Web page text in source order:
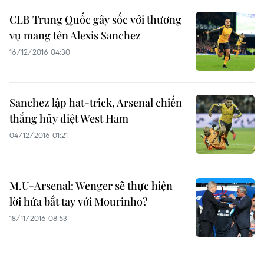
CLB Trung Quốc gây sốc với thương
vụ mang tên Alexis Sanchez
16/12/2016 04:30
Sanchez lập hat-trick, Arsenal chiến
thắng hủy diệt West Ham
04/12/2016 01:21
M.U-Arsenal: Wenger sẽ thực hiện
lời hứa bắt tay với Mourinho?
18/11/2016 08:53